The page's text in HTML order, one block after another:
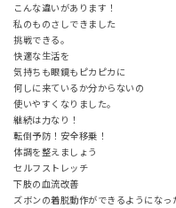
こんな違いがあります！
私のものさしできました
挑戦できる。
快適な生活を
気持ちも眼鏡もピカピカに
何しに来ているか分からないの
使いやすくなりました。
継続は力なり！
転倒予防！安全移乗！
体調を整えましょう
セルフストレッチ
下肢の血流改善
ズボンの着脱動作ができるようになっ